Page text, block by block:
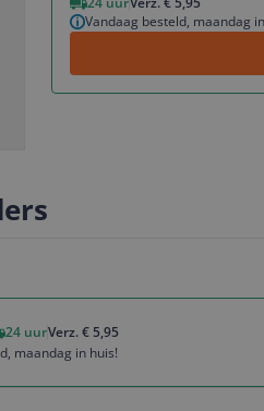
Vandaag besteld, maandag
24 uurVerz. € 5,95
maandag in huis!